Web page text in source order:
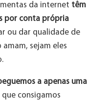
da internet têm
por conta própria
ou dar qualidade de
sejam eles
a apenas uma
que consigamos